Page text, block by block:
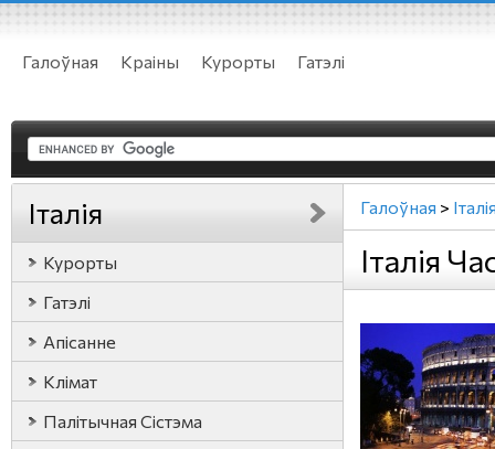
Галоўная Краіны Курорты Гатэлі
Італія
Курорты
Гатэлі
Апісанне
Клімат
Палітычная Сістэма
Галоўная >
Італія